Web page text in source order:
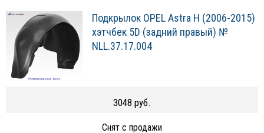
Подкрылок OPEL Astra H (2006-2015)
хэтчбек 5D (задний правый) №
NLL.37.17.004
3048 руб.
Снят с продажи